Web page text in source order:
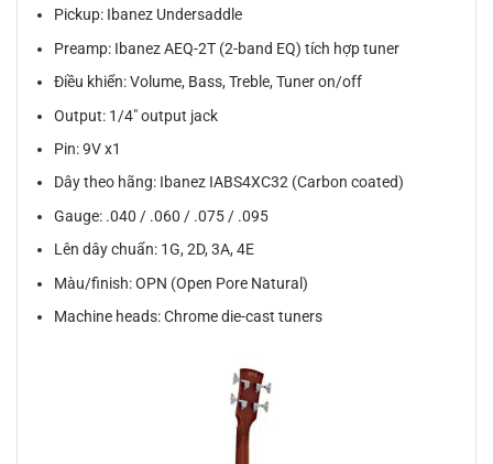
Pickup: Ibanez Undersaddle
Preamp: Ibanez AEQ-2T (2-band EQ) tích hợp tuner
Điều khiển: Volume, Bass, Treble, Tuner on/off
Output: 1/4″ output jack
Pin: 9V x1
Dây theo hãng: Ibanez IABS4XC32 (Carbon coated)
Gauge: .040 / .060 / .075 / .095
Lên dây chuẩn: 1G, 2D, 3A, 4E
Màu/finish: OPN (Open Pore Natural)
Machine heads: Chrome die-cast tuners